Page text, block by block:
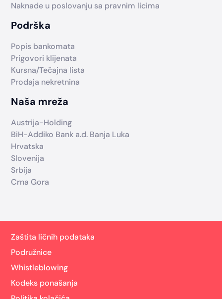
Naknade u poslovanju sa pravnim licima
Podrška
Popis bankomata
Prigovori klijenata
Kursna/Tečajna lista
Prodaja nekretnina
Naša mreža
Austrija-Holding
BiH-Addiko Bank a.d. Banja Luka
Hrvatska
Slovenija
Srbija
Crna Gora
Zaštita ličnih podataka
Podružnice
Whistleblowing
Kodeks ponašanja